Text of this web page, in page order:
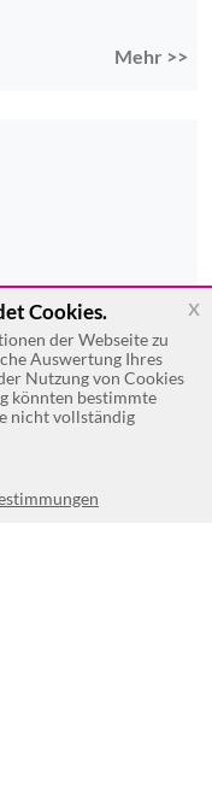
Mehr >>
Cookies.
der Webseite zu
Auswertung Ihres
Nutzung von Cookies
könnten bestimmte
nicht vollständig
x